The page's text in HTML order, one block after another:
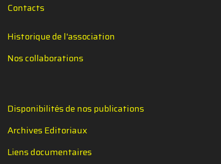
Contacts
Historique de l'association
Nos collaborations
Disponibilités de nos publications
Archives Editoriaux
Liens documentaires